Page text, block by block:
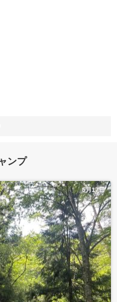
ンプ
5月17日